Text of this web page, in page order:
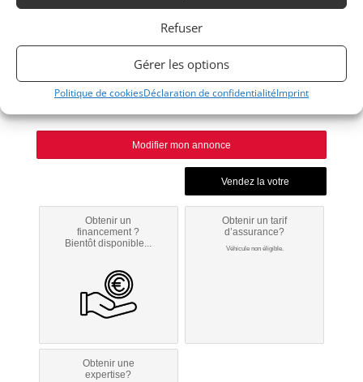
Refuser
Gérer les options
Politique de cookiesDéclaration de confidentialitéImprint
Indianapolis
Modifier mon annonce
Obtenir un
financement ?
Bientôt disponible...
Obtenir un tarif
d’assurance?
Véhicule non éligible.
Obtenir une
expertise?